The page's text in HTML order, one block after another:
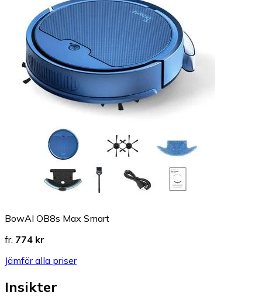
BowAI OB8s Max Smart
fr. 774 kr
Jämför alla priser
Insikter